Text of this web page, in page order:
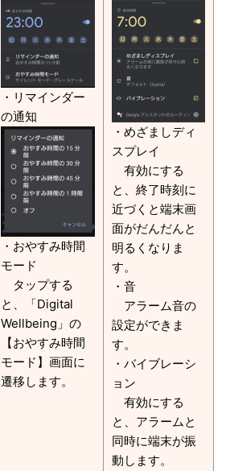
・リマインダー
の通知
・おやすみ時間
モード
タップする
と、「Digital
Wellbeing」の
【おやすみ時間
モード】画面に
遷移します。
・めざましディ
スプレイ
有効にする
と、終了時刻に
近づくと端末画
面がだんだんと
明るくなりま
す。
・音
アラーム音の
設定ができま
す。
・バイブレーシ
ョン
有効にする
と、アラームと
同時に端末が振
動します。